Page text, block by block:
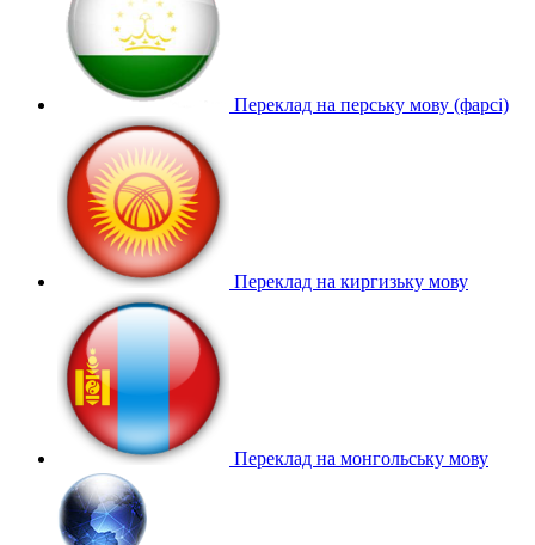
Переклад на перську мову (фарсі)
Переклад на киргизьку мову
Переклад на монгольську мову